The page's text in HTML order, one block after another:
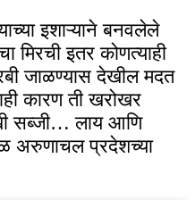
इशाऱ्याने बनवलेले
मिरची इतर कोणत्याही
जाळण्यास देखील मदत
कारण ती खरोखर
सब्जी… लाय आणि
अरुणाचल प्रदेशच्या